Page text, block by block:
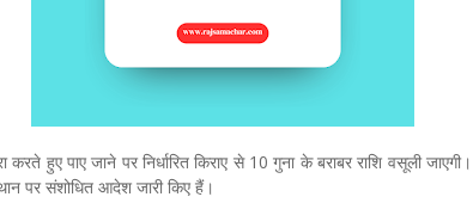
हुए पाए जाने पर निर्धारित किराए से 10 गुना के बराबर राशि वसूली
पर संशोधित आदेश जारी किए हैं।